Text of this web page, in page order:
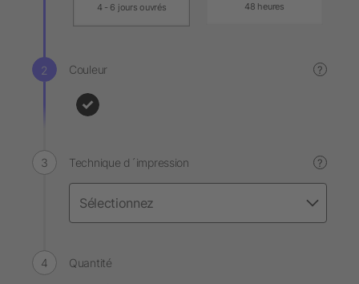
4 - 6 jours ouvrés 48 heures
Couleur ?
Technique d´impression ?
Quantité